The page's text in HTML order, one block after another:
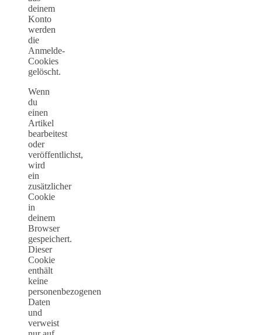
deinem
Konto
werden
die
Anmelde-
Cookies
gelöscht.
Wenn
du
einen
Artikel
bearbeitest
oder
veröffentlichst,
wird
ein
zusätzlicher
Cookie
in
deinem
Browser
gespeichert.
Dieser
Cookie
enthält
keine
personenbezogenen
Daten
und
verweist